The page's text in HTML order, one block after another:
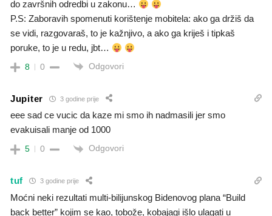
do završnih odredbi u zakonu…
P.S: Zaboravih spomenuti korištenje mobitela: ako ga držiš da
se vidi, razgovaraš, to je kažnjivo, a ako ga kriješ i tipkaš
poruke, to je u redu, jbt…
8 0 Odgovori
Jupiter 3 godine prije
eee sad ce vucic da kaze mi smo ih nadmasili jer smo
evakuisali manje od 1000
5 0 Odgovori
tuf 3 godine prije
Moćni neki rezultati multi-bilijunskog Bidenovog plana “Build
back better” kojim se kao, tobože, kobajagi išlo ulagati u